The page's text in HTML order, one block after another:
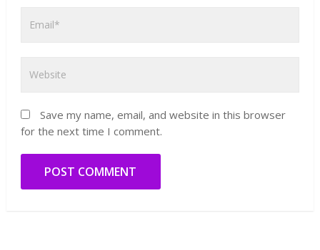
Save my name, email, and website in this browser
for the next time I comment.